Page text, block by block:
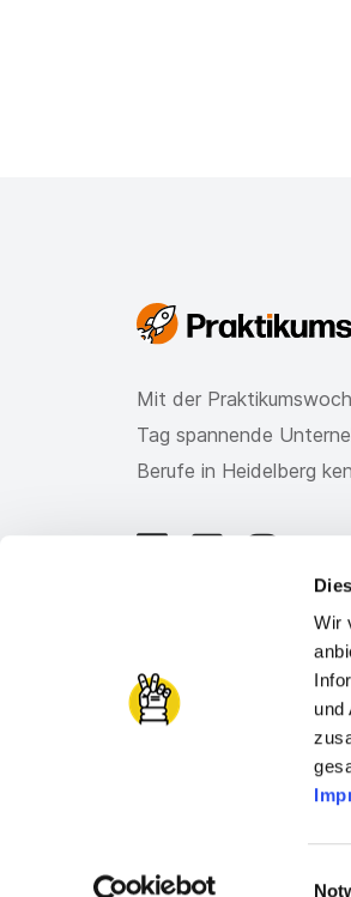
Wir
und
Mit der
Tag spannende
Berufe in Heidelberg